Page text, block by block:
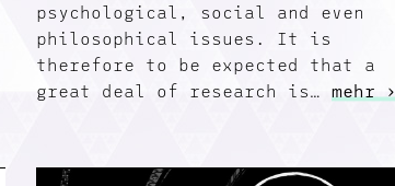
psychological, social and even
philosophical issues. It is
therefore to be expected that a
great deal of research is…mehr ›